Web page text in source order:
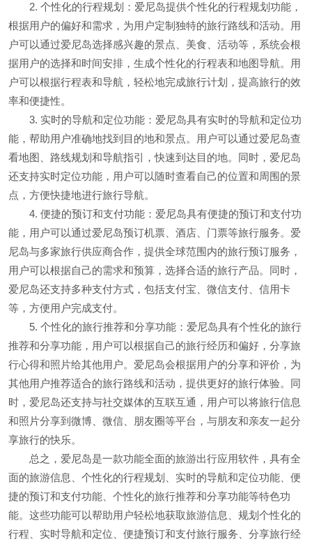
2. 个性化的行程规划：爱尼岛提供个性化的行程规划功能，
根据用户的偏好和需求，为用户定制独特的旅行路线和活动。用
户可以通过爱尼岛选择感兴趣的景点、美食、活动等，系统会根
据用户的选择和时间安排，生成个性化的行程表和地图导航。用
户可以根据行程表和导航，轻松地完成旅行计划，提高旅行的效
率和便捷性。
3. 实时的导航和定位功能：爱尼岛具有实时的导航和定位功
能，帮助用户准确地找到目的地和景点。用户可以通过爱尼岛查
看地图、路线规划和导航指引，快速到达目的地。同时，爱尼岛
还支持实时定位功能，用户可以随时查看自己的位置和周围的景
点，方便快捷地进行旅行导航。
4. 便捷的预订和支付功能：爱尼岛具有便捷的预订和支付功
能，用户可以通过爱尼岛预订机票、酒店、门票等旅行服务。爱
尼岛与多家旅行供应商合作，提供全球范围内的旅行预订服务，
用户可以根据自己的需求和预算，选择合适的旅行产品。同时，
爱尼岛还支持多种支付方式，包括支付宝、微信支付、信用卡
等，方便用户完成支付。
5. 个性化的旅行推荐和分享功能：爱尼岛具有个性化的旅行
推荐和分享功能，用户可以根据自己的旅行经历和偏好，分享旅
行心得和照片给其他用户。爱尼岛会根据用户的分享和评价，为
其他用户推荐适合的旅行路线和活动，提供更好的旅行体验。同
时，爱尼岛还支持与社交媒体的互联互通，用户可以将旅行信息
和照片分享到微博、微信、朋友圈等平台，与朋友和亲友一起分
享旅行的快乐。
总之，爱尼岛是一款功能全面的旅游出行应用软件，具有全
面的旅游信息、个性化的行程规划、实时的导航和定位功能、便
捷的预订和支付功能、个性化的旅行推荐和分享功能等特色功
能。这些功能可以帮助用户轻松地获取旅游信息、规划个性化的
行程、实时导航和定位、便捷预订和支付旅行服务、分享旅行经